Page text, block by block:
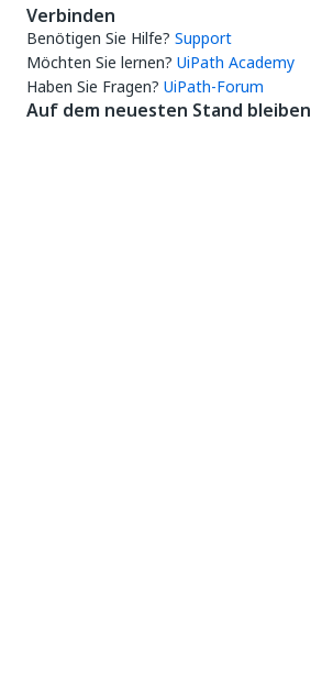
Verbinden
Benötigen Sie Hilfe? Support
Möchten Sie lernen? UiPath Academy
Haben Sie Fragen? UiPath-Forum
Auf dem neuesten Stand bleiben